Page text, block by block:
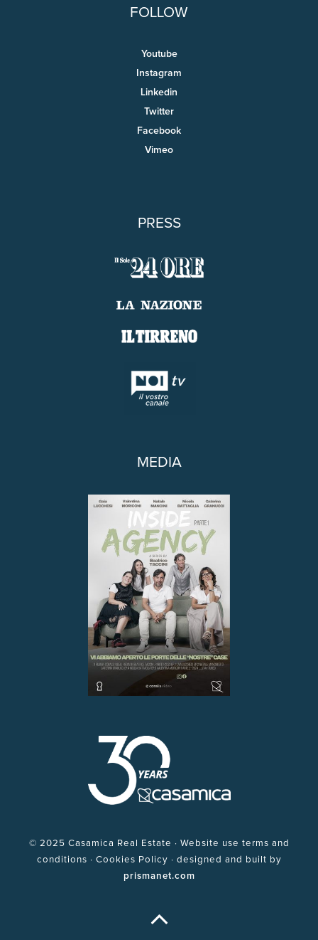
FOLLOW
Youtube
Instagram
Linkedin
Twitter
Facebook
Vimeo
PRESS
MEDIA
© 2025 Casamica Real Estate · Website use terms and
conditions · Cookies Policy · designed and built by
prismanet.com